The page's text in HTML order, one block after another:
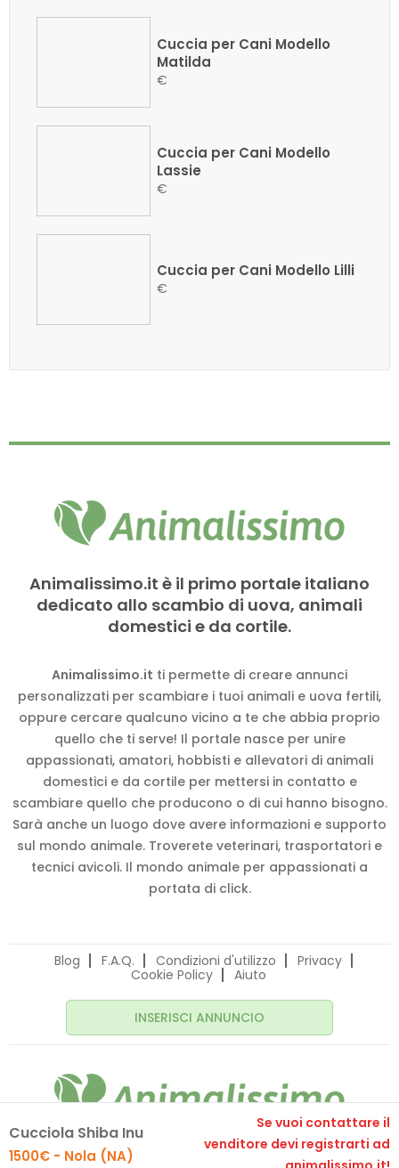
Cuccia per Cani Modello
Matilda
€
Cuccia per Cani Modello
Lassie
€
Cuccia per Cani Modello Lilli
€
Cucciola Shiba Inu
1500€ - Nola (NA)
Se vuoi contattare il
venditore devi registrarti ad
Animalissimo.it è il primo portale italiano
dedicato allo scambio di uova, animali
domestici e da cortile.
Animalissimo.it ti permette di creare annunci
personalizzati per scambiare i tuoi animali e uova fertili,
oppure cercare qualcuno vicino a te che abbia proprio
quello che ti serve! Il portale nasce per unire
appassionati, amatori, hobbisti e allevatori di animali
domestici e da cortile per mettersi in contatto e
scambiare quello che producono o di cui hanno bisogno.
Sarà anche un luogo dove avere informazioni e supporto
sul mondo animale. Troverete veterinari, trasportatori e
tecnici avicoli. Il mondo animale per appassionati a
portata di click.
Blog F.A.Q. Condizioni d'utilizzo
Privacy
Cookie Policy
Aiuto
INSERISCI ANNUNCIO
© 2020 Animalissimo.it - P.IVA 04582550275
Made with
comunicafacile.eu